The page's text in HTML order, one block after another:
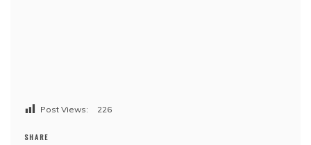
Post Views: 226
SHARE